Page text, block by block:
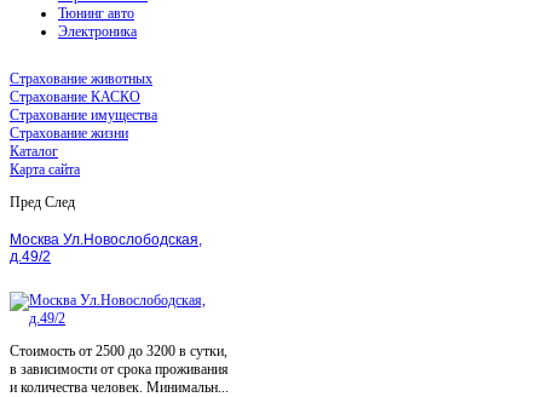
Тюнинг авто
Электроника
Страхование животных
Страхование КАСКО
Страхование имущества
Страхование жизни
Каталог
Карта сайта
Пред След
Москва Ул.Новослободская,
д.49/2
Стоимость от 2500 до 3200 в сутки,
в зависимости от срока проживания
и количества человек. Минимальн...